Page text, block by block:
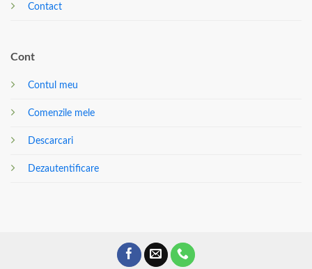
Contact
Cont
Contul meu
Comenzile mele
Descarcari
Dezautentificare